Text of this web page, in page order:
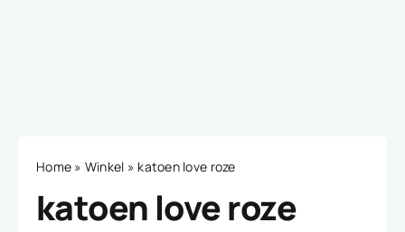
Home » Winkel » katoen love roze
katoen love roze